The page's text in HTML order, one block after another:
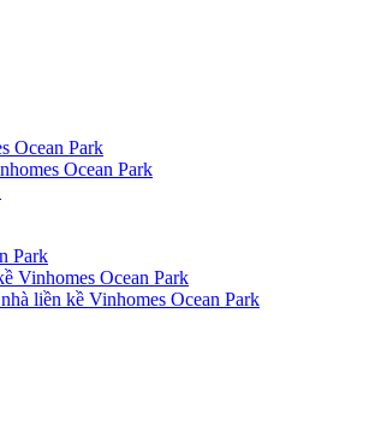
Ocean Park
Ocean Park
Park
Vinhomes Ocean Park
liền kề Vinhomes Ocean Park